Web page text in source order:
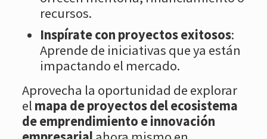
recursos.
Inspírate con proyectos exitosos:
Aprende de iniciativas que ya están
impactando el mercado.
Aprovecha la oportunidad de explorar
el mapa de proyectos del ecosistema
de emprendimiento e innovación